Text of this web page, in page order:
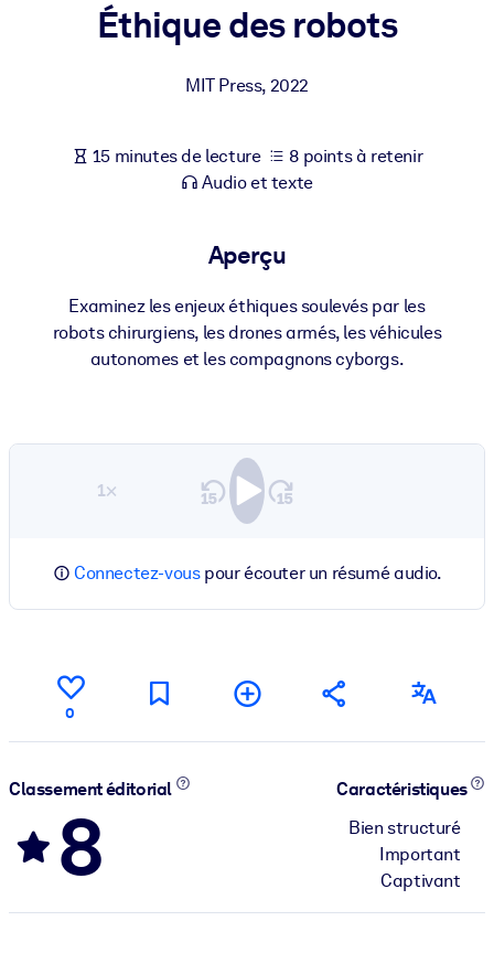
LMS/LXP pour de meilleurs résultats d'apprentissage.
commerciales fiables et prêtes à l'emploi.
Pour les systèmes d’IA
Alimentez vos systèmes d'IA avec des connaissances fiables et
structurées pour améliorer les résultats.
Éthique des robots
MIT Press, 2022
15 minutes de lecture
8 points à retenir
Audio et texte
Aperçu
Examinez les enjeux éthiques soulevés par les
robots chirurgiens, les drones armés, les véhicules
autonomes et les compagnons cyborgs.
1×
Connectez-vouspour écouter un résumé audio.
0
Classement éditorial
8
Caractéristiques
Bien structuré
Important
Captivant